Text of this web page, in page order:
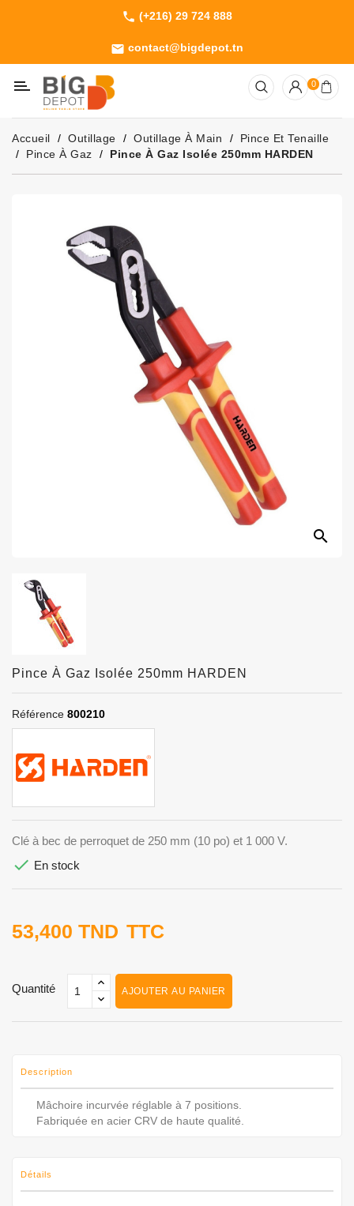
phone (+216) 29 724 888
email contact@bigdepot.tn
Machines
Outillage
Jardinage
Consommables
0
Accueil Outillage Outillage À Main
Pince Et Tenaille
Pince À Gaz
Pince À Gaz Isolée 250mm HARDEN
search
Pince À Gaz Isolée 250mm HARDEN
Référence 800210
Clé à bec de perroquet de 250 mm (10 po) et 1 000 V.
 En stock
53,400 TND TTC
Quantité AJOUTER AU PANIER
Description
Mâchoire incurvée réglable à 7 positions.
Fabriquée en acier CRV de haute qualité.
Détails